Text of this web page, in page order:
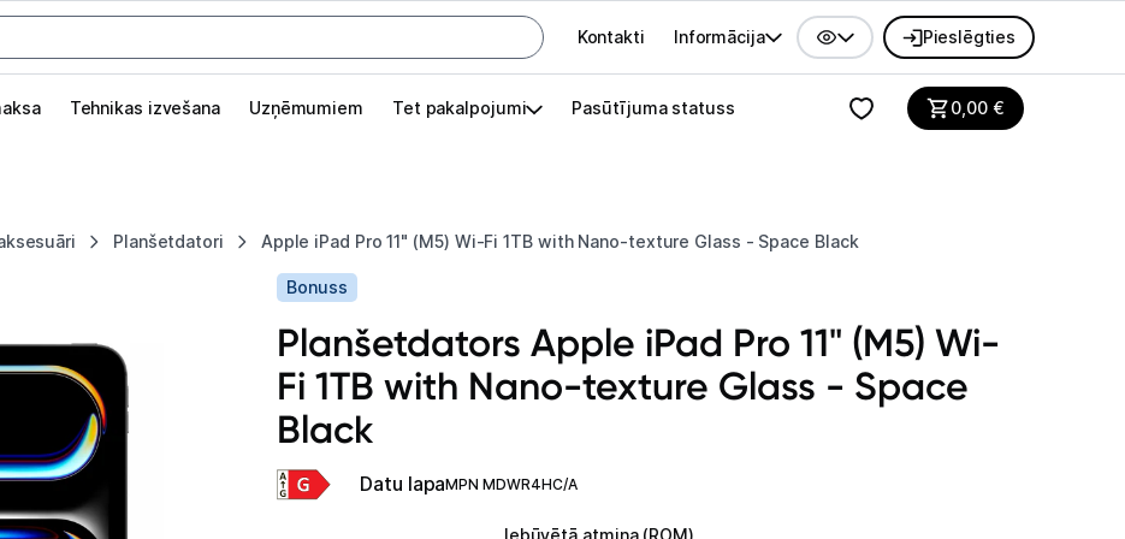
Galvenes izvēlne
Kontakti Informācija Pieslēgties
Tehnikas izvešana Uzņēmumiem Tet pakalpojumi Pasūtījuma statuss 0,00€
Planšetdatori Apple iPad Pro 11" (M5) Wi-Fi 1TB with Nano-texture Glass - Space Black
Pieslēgties
Izvēlies kāroto ierīci izdevīgāk!
TV un audio
visā lapā.
Bonuss
Planšetdators Apple iPad Pro 11" (M5) Wi-
Fi 1TB with Nano-texture Glass - Space
Black
Datu lapaMPN MDWR4HC/A
Iebūvētā atmiņa (ROM)